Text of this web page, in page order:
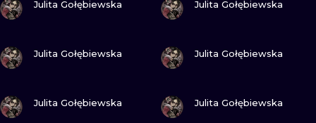
Julita Gołębiewska Julita Gołębiewska
Julita Gołębiewska Julita Gołębiewska
Julita Gołębiewska Julita Gołębiewska